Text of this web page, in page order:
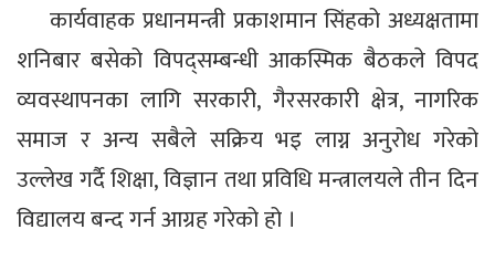
कार्यवाहक प्रधानमन्त्री प्रकाशमान सिंहको अध्यक्षतामा
शनिबार बसेको विपद्सम्बन्धी आकस्मिक बैठकले विपद
व्यवस्थापनका लागि सरकारी, गैरसरकारी क्षेत्र, नागरिक
समाज र अन्य सबैले सक्रिय भइ लाग्न अनुरोध गरेको
उल्लेख गर्दै शिक्षा, विज्ञान तथा प्रविधि मन्त्रालयले तीन दिन
विद्यालय बन्द गर्न आग्रह गरेको हो ।